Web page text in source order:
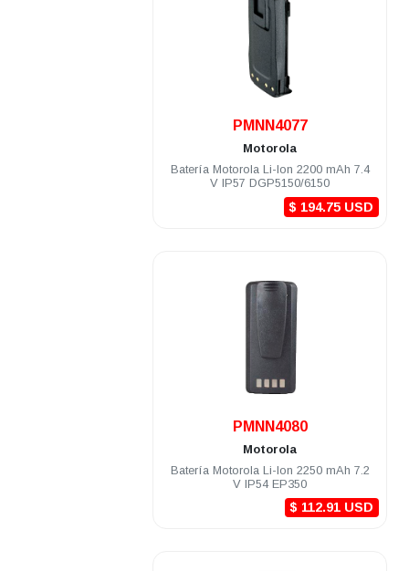
PMNN4077
Motorola
Batería Motorola Li-Ion 2200 mAh 7.4
V IP57 DGP5150/6150
$ 194.75 USD
PMNN4080
Motorola
Batería Motorola Li-Ion 2250 mAh 7.2
V IP54 EP350
$ 112.91 USD